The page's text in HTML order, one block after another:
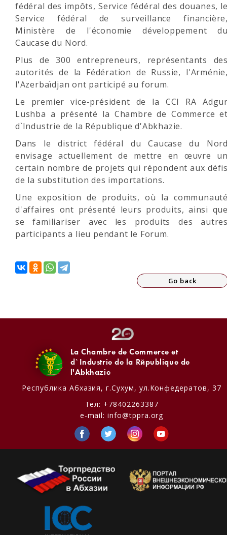
fédéral des impôts, Service fédéral des douanes,
Service fédéral de surveillance
Ministère de l'économie développement
Caucase du Nord.
Plus de 300 entrepreneurs, représentants
autorités de la Fédération de Russie,
l'Azerbaïdjan ont participé au forum.
Le premier vice-président de la CCI RA
Lushba a présenté la Chambre de Commerce
d`Industrie de la République d'Abkhazie.
Dans le district fédéral du Caucase du
envisage actuellement de mettre en œuvre
certain nombre de projets qui répondent aux
de la substitution des importations.
Une exposition de produits, où la
d'affaires ont présenté leurs produits, ainsi
se familiariser avec les produits des
participants a lieu pendant le Forum.
Go back
La Chambre de Commerce et
d`Industrie de la République de
l'Abkhazie
Республика Абхазия, г.Сухум, ул.Конфедератов, 37
Тел: +78402263387
e-mail:info@tppra.org